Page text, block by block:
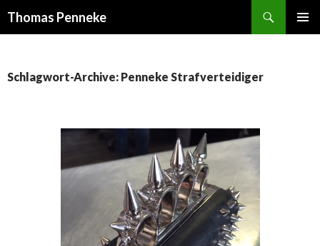
Thomas Penneke
Schlagwort-Archive: Penneke Strafverteidiger